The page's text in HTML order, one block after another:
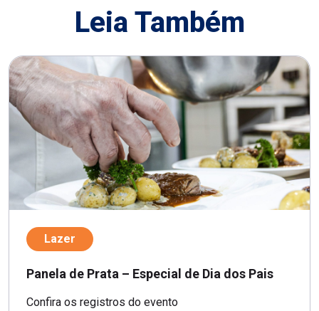
Leia Também
Lazer
Panela de Prata – Especial de Dia dos Pais
Confira os registros do evento